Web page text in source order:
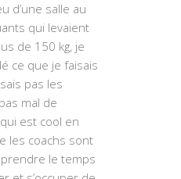
d’une salle au
qui levaient
de 150 kg, je
ce que je faisais
pas les
mal de
est cool en
les coachs sont
le temps